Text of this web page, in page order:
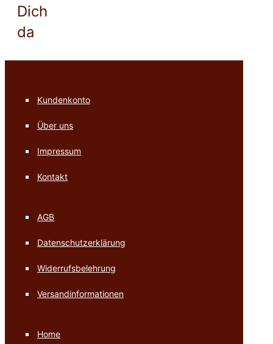
Dich
da
Kundenkonto
Über uns
Impressum
Kontakt
AGB
Datenschutzerklärung
Widerrufsbelehrung
Versandinformationen
Home